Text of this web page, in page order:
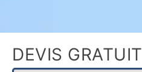
DEVIS GRATUIT